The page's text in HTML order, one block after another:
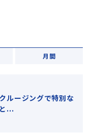
月間
ルージングで特別な
...